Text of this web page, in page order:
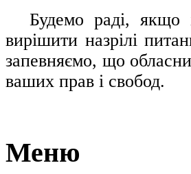
Будемо раді, якщо
вирішити назрілі
запевняємо, що
ваших прав і свобод.
Меню